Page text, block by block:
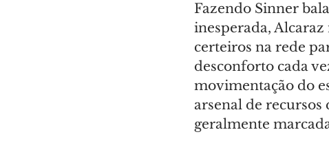
Fazendo Sinner
inesperada, Alcaraz
certeiros na rede
desconforto cada
movimentação do
arsenal de
geralmente